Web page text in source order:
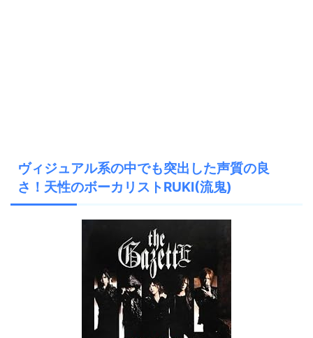
ヴィジュアル系の中でも突出した声質の良
さ！天性のボーカリストRUKI(流鬼)